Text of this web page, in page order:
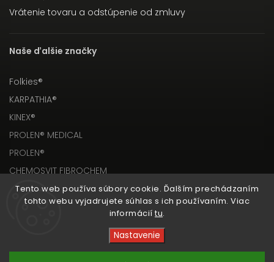
Tento web používa súbory cookie. Ďalším prechádzaním
tohto webu vyjadrujete súhlas s ich používaním. Viac
informácií tu.
Nastavenie
Vrátenie tovaru a odstúpenie od zmluvy
Naše ďalšie značky
Folkies®
KARPATHIA®
KINEX®
PROLEN® MEDICAL
PROLEN®
CHEMOSVIT FIBROCHEM
PROLEN® SHOP